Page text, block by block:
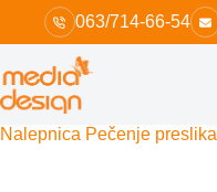
content
063/714-66-54
Nalepnica Pečenje